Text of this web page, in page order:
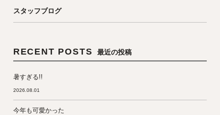
スタッフブログ
RECENT POSTS 最近の投稿
暑すぎる!!
2026.08.01
今年も可愛かった